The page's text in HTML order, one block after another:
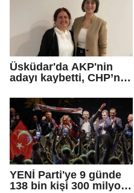
Üsküdar'da AKP'nin
adayı kaybetti, CHP’nin
Çetinkaya Başkan
Vekili seçildi
YENİ Parti'ye 9 günde
138 bin kişi 300 milyon